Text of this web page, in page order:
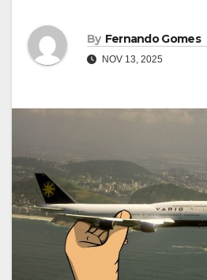
By Fernando Gomes
NOV 13, 2025